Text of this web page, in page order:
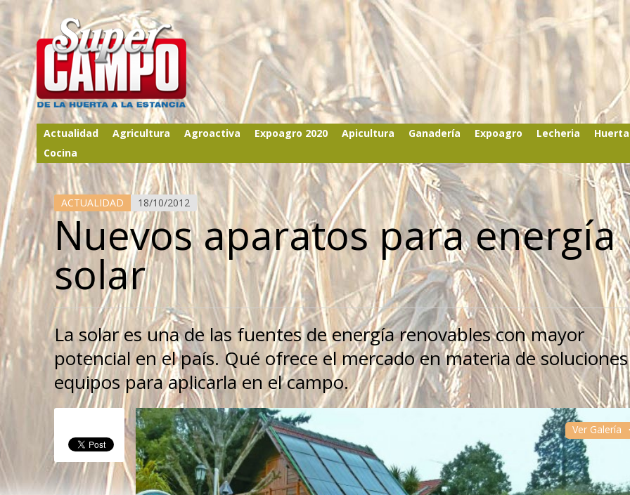
Actualidad Agricultura Agroactiva Expoagro 2020 Apicultura Ganadería Expoagro Lecheria
Cocina
ACTUALIDAD 18/10/2012
Nuevos aparatos para energía
solar
La solar es una de las fuentes de energía renovables con mayor
potencial en el país. Qué ofrece el mercado en materia de
equipos para aplicarla en el campo.
Ver Galería